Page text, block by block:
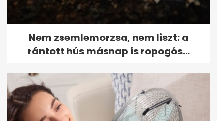
Nem zsemlemorzsa, nem liszt: a
rántott hús másnap is ropogós...